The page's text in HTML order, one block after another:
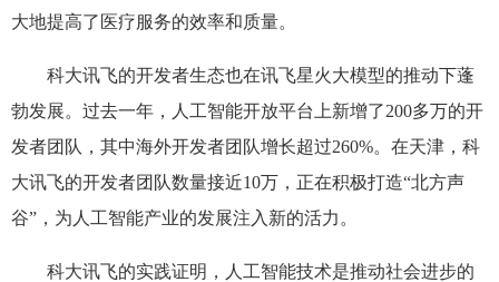
大地提高了医疗服务的效率和质量。
科大讯飞的开发者生态也在讯飞星火大模型的推动下蓬
勃发展。过去一年，人工智能开放平台上新增了200多万的开
发者团队，其中海外开发者团队增长超过260%。在天津，科
大讯飞的开发者团队数量接近10万，正在积极打造“北方声
谷”，为人工智能产业的发展注入新的活力。
科大讯飞的实践证明，人工智能技术是推动社会进步的